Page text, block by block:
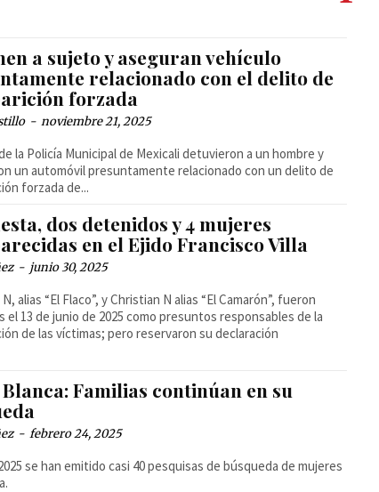
a sujeto y aseguran vehículo
relacionado con el delito de
forzada
- noviembre 21, 2025
la Policía Municipal de Mexicali detuvieron a un hombre y
un automóvil presuntamente relacionado con un delito de
forzada de...
dos detenidos y 4 mujeres
en el Ejido Francisco Villa
- junio 30, 2025
alias “El Flaco”, y Christian N alias “El Camarón”, fueron
el 13 de junio de 2025 como presuntos responsables de la
de las víctimas; pero reservaron su declaración
Familias continúan en su
- febrero 24, 2025
se han emitido casi 40 pesquisas de búsqueda de mujeres